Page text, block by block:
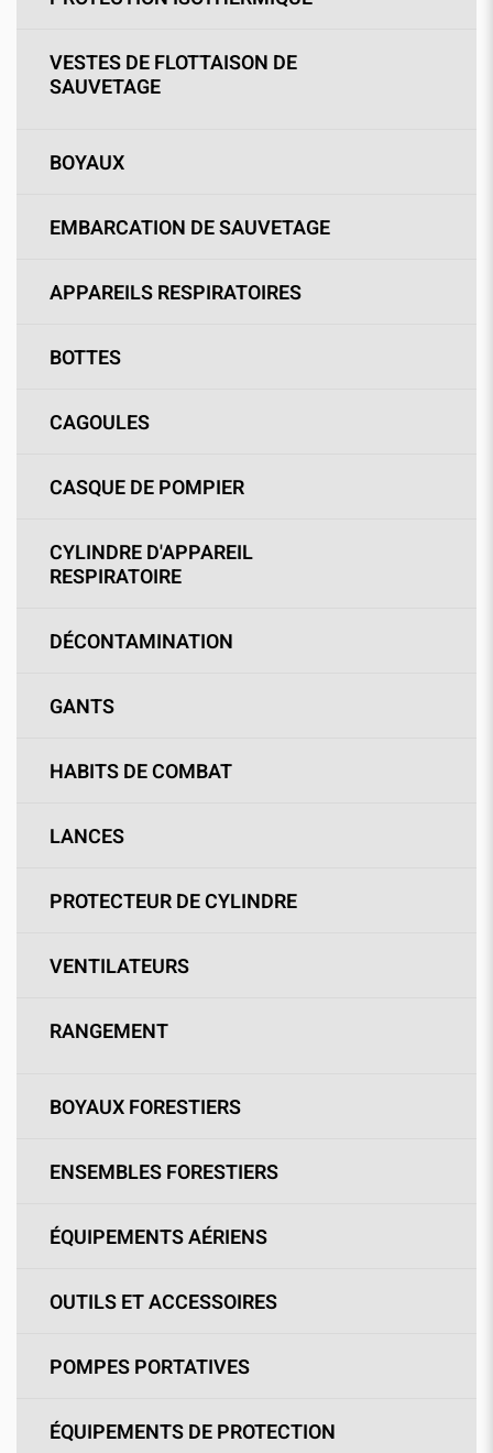
VESTES DE FLOTTAISON DE
SAUVETAGE
BOYAUX
EMBARCATION DE SAUVETAGE
APPAREILS RESPIRATOIRES
BOTTES
CAGOULES
CASQUE DE POMPIER
CYLINDRE D'APPAREIL
RESPIRATOIRE
DÉCONTAMINATION
GANTS
HABITS DE COMBAT
LANCES
PROTECTEUR DE CYLINDRE
VENTILATEURS
RANGEMENT
BOYAUX FORESTIERS
ENSEMBLES FORESTIERS
ÉQUIPEMENTS AÉRIENS
OUTILS ET ACCESSOIRES
POMPES PORTATIVES
ÉQUIPEMENTS DE PROTECTION